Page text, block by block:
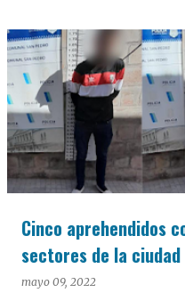
Cinco aprehendidos
sectores de la ciudad
mayo 09, 2022